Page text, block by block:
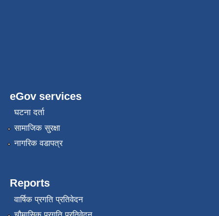
eGov services
घटना दर्ता
सामाजिक सुरक्षा
नागरिक वडापत्र
Reports
वार्षिक प्रगति प्रतिवेदन